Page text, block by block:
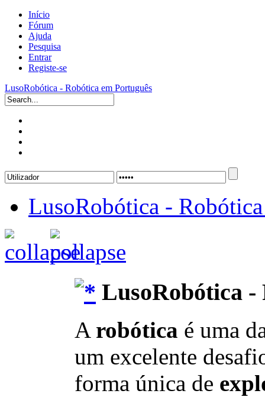
Início
Fórum
Ajuda
Pesquisa
Entrar
Registe-se
LusoRobótica - Robótica em Português
LusoRobótica -
LusoRobótica -
A robótica é uma
um excelente
forma única de